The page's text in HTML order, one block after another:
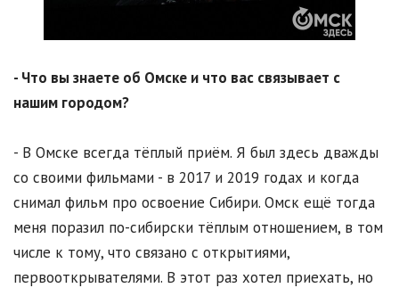
- Что вы знаете об Омске и что вас связывает с
нашим городом?
- В Омске всегда тёплый приём. Я был здесь дважды
со своими фильмами - в 2017 и 2019 годах и когда
снимал фильм про освоение Сибири. Омск ещё тогда
меня поразил по-сибирски тёплым отношением, в том
числе к тому, что связано с открытиями,
первооткрывателями. В этот раз хотел приехать, но